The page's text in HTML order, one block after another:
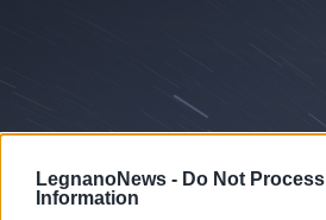
LegnanoNews - Do Not
Information